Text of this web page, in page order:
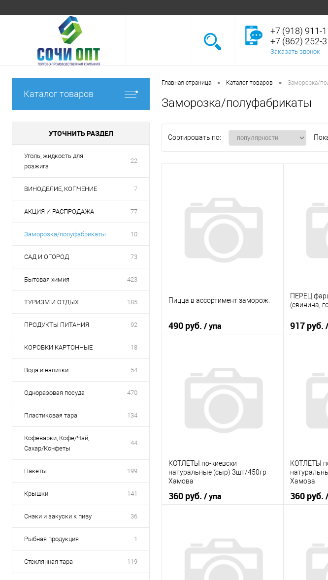
+7 (918) 911-
+7 (862) 252-
Заказать звонок
Каталог товаров
УТОЧНИТЬ РАЗДЕЛ
Уголь, жидкость для
розжига
22
ВИНОДЕЛИЕ, КОПЧЕНИЕ 7
АКЦИЯ И РАСПРОДАЖА 77
Заморозка/полуфабрикаты 10
САД И ОГОРОД 73
Бытовая химия 423
ТУРИЗМ И ОТДЫХ 185
ПРОДУКТЫ ПИТАНИЯ 92
КОРОБКИ КАРТОННЫЕ 18
Вода и напитки 54
Одноразовая посуда 470
Пластиковая тара 134
Кофеварки, Кофе/Чай,
Сахар/Конфеты
44
Пакеты 199
Крышки 141
Снэки и закуски к пиву 36
Рыбная продукция 1
Стеклянная тара 119
Главная страница • Каталог товаров • Заморозка/
Заморозка/полуфабрикаты
Сортировать по:
Пицца в ассортимент заморож.
490 руб. / упа
Купить в 1 клик
К сравнению
В избранное
В наличии
ПЕРЕЦ
(свинина,
917 руб.
Купить в
В
КОТЛЕТЫ по-киевски
натуральные (сыр) 3шт/450гр
Хамова
360 руб. / упа
Купить в 1 клик
К сравнению
В избранное
В наличии
КОТЛЕТЫ
Хамова
360 руб.
Купить в
В